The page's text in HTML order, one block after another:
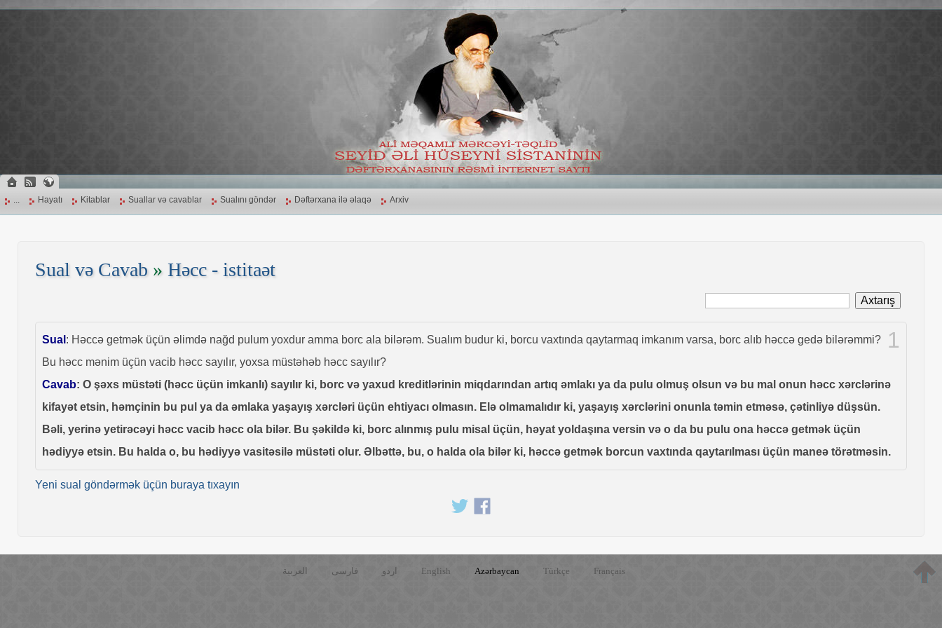
... Hayatı Kitablar Suallar və cavablar Sualını göndər Dəftərxana ilə əlaqə Arxiv
Sual və Cavab » Həcc - istitaət
Axtarış
1
Sual : Həccə getmək üçün əlimdə nağd pulum yoxdur amma borc ala bilərəm. Sualım budur ki, borcu vaxtında qaytarmaq imkanım varsa, borc alıb həccə gedə bilərəmmi?
Bu həcc mənim üçün vacib həcc sayılır, yoxsa müstəhəb həcc sayılır?
Cavab: O şəxs müstəti (həcc üçün imkanlı) sayılır ki, borc və yaxud kreditlərinin miqdarından artıq əmlakı ya da pulu olmuş olsun və bu mal onun həcc xərclərinə
kifayət etsin, həmçinin bu pul ya da əmlaka yaşayış xərcləri üçün ehtiyacı olmasın. Elə olmamalıdır ki, yaşayış xərclərini onunla təmin etməsə, çətinliyə düşsün.
Bəli, yerinə yetirəcəyi həcc vacib həcc ola bilər. Bu şəkildə ki, borc alınmış pulu misal üçün, həyat yoldaşına versin və o da bu pulu ona həccə getmək üçün
hədiyyə etsin. Bu halda o, bu hədiyyə vasitəsilə müstəti olur. Əlbəttə, bu, o halda ola bilər ki, həccə getmək borcun vaxtında qaytarılması üçün maneə törətməsin.
Yeni sual göndərmək üçün buraya tıxayın
العربية فارسی اردو English Azərbaycan Türkçe Français